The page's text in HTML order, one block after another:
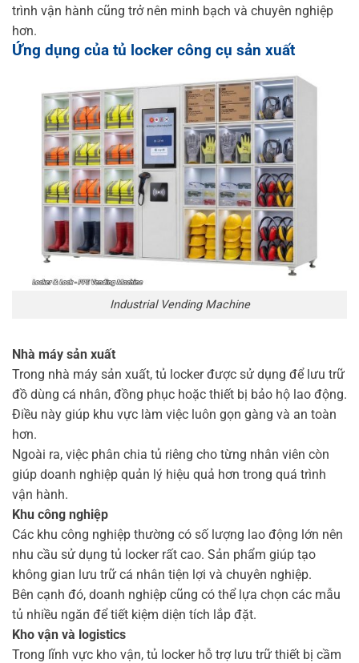
trình vận hành cũng trở nên minh bạch và chuyên nghiệp
hơn.
Ứng dụng của tủ locker công cụ sản xuất
Industrial Vending Machine
Nhà máy sản xuất
Trong nhà máy sản xuất, tủ locker được sử dụng để lưu trữ
đồ dùng cá nhân, đồng phục hoặc thiết bị bảo hộ lao động.
Điều này giúp khu vực làm việc luôn gọn gàng và an toàn
hơn.
Ngoài ra, việc phân chia tủ riêng cho từng nhân viên còn
giúp doanh nghiệp quản lý hiệu quả hơn trong quá trình
vận hành.
Khu công nghiệp
Các khu công nghiệp thường có số lượng lao động lớn nên
nhu cầu sử dụng tủ locker rất cao. Sản phẩm giúp tạo
không gian lưu trữ cá nhân tiện lợi và chuyên nghiệp.
Bên cạnh đó, doanh nghiệp cũng có thể lựa chọn các mẫu
tủ nhiều ngăn để tiết kiệm diện tích lắp đặt.
Kho vận và logistics
Trong lĩnh vực kho vận, tủ locker hỗ trợ lưu trữ thiết bị cầm